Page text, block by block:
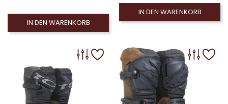
IN DEN WARENKORB
IN DEN WARENKORB